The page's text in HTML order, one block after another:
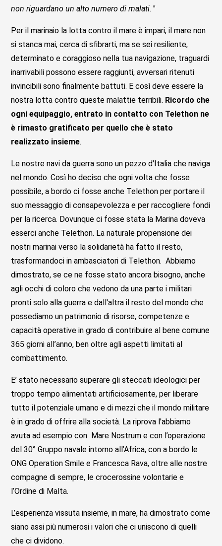
non riguardano un alto numero di malati. "
Per il marinaio la lotta contro il mare è impari, il mare non
si stanca mai, cerca di sfibrarti, ma se sei resiliente,
determinato e coraggioso nella tua navigazione, traguardi
inarrivabili possono essere raggiunti, avversari ritenuti
invincibili sono finalmente battuti. E così deve essere la
nostra lotta contro queste malattie terribili. Ricordo che
ogni equipaggio, entrato in contatto con Telethon ne
è rimasto gratificato per quello che è stato
realizzato insieme.
Le nostre navi da guerra sono un pezzo d'Italia che naviga
nel mondo. Così ho deciso che ogni volta che fosse
possibile, a bordo ci fosse anche Telethon per portare il
suo messaggio di consapevolezza e per raccogliere fondi
per la ricerca. Dovunque ci fosse stata la Marina doveva
esserci anche Telethon. La naturale propensione dei
nostri marinai verso la solidarietà ha fatto il resto,
trasformandoci in ambasciatori di Telethon. Abbiamo
dimostrato, se ce ne fosse stato ancora bisogno, anche
agli occhi di coloro che vedono da una parte i militari
pronti solo alla guerra e dall'altra il resto del mondo che
possediamo un patrimonio di risorse, competenze e
capacità operative in grado di contribuire al bene comune
365 giorni all’anno, ben oltre agli aspetti limitati al
combattimento.
E’ stato necessario superare gli steccati ideologici per
troppo tempo alimentati artificiosamente, per liberare
tutto il potenziale umano e di mezzi che il mondo militare
è in grado di offrire alla società. La riprova l'abbiamo
avuta ad esempio con Mare Nostrum e con l’operazione
del 30° Gruppo navale intorno all’Africa, con a bordo le
ONG Operation Smile e Francesca Rava, oltre alle nostre
compagne di sempre, le crocerossine volontarie e
l’Ordine di Malta.
L’esperienza vissuta insieme, in mare, ha dimostrato come
siano assi più numerosi i valori che ci uniscono di quelli
che ci dividono.